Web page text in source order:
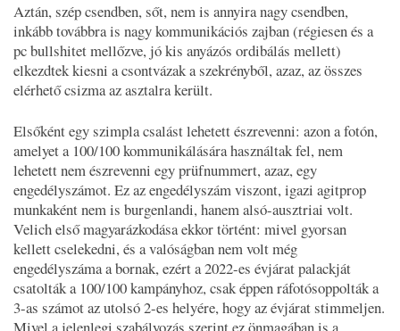
Aztán, szép csendben, sőt, nem is annyira nagy csendben,
inkább továbbra is nagy kommunikációs zajban (régiesen és a
pc bullshitet mellőzve, jó kis anyázós ordibálás mellett)
elkezdtek kiesni a csontvázak a szekrényből, azaz, az összes
elérhető csizma az asztalra került.
Elsőként egy szimpla csalást lehetett észrevenni: azon a fotón,
amelyet a 100/100 kommunikálására használtak fel, nem
lehetett nem észrevenni egy prüfnummert, azaz, egy
engedélyszámot. Ez az engedélyszám viszont, igazi agitprop
munkaként nem is burgenlandi, hanem alsó-ausztriai volt.
Velich első magyarázkodása ekkor történt: mivel gyorsan
kellett cselekedni, és a valóságban nem volt még
engedélyszáma a bornak, ezért a 2022-es évjárat palackját
csatolták a 100/100 kampányhoz, csak éppen ráfotósoppolták a
3-as számot az utolsó 2-es helyére, hogy az évjárat stimmeljen.
Mivel a jelenlegi szabályozás szerint ez önmagában is a